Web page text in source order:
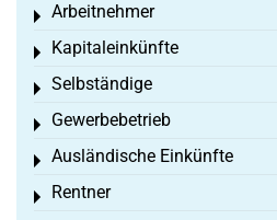
Arbeitnehmer
Toggle menu
Kapitaleinkünfte
Toggle menu
Selbständige
Toggle menu
Gewerbebetrieb
Toggle menu
Ausländische Einkünfte
Toggle menu
Rentner
Toggle menu